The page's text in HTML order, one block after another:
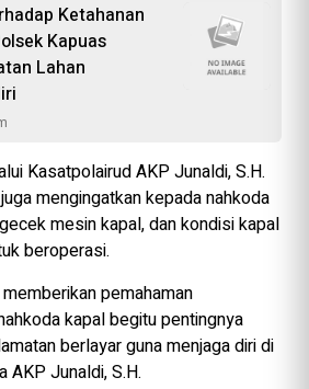
Ketahanan
Kapuas
Lahan
Kasatpolairud AKP Junaldi, S.H.
mengingatkan kepada nahkoda
mesin kapal, dan kondisi kapal
beroperasi.
pemahaman
kapal begitu pentingnya
berlayar guna menjaga diri di
AKP Junaldi, S.H.